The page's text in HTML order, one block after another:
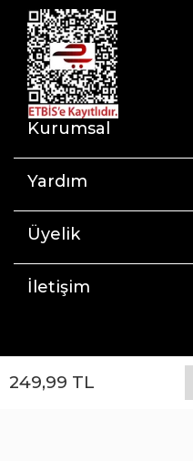
249,99 TL
Kurumsal
Yardım
Üyelik
İletişim